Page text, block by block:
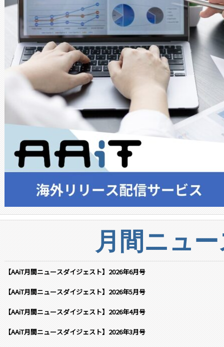
月間ニュ
【AAiT月間ニュースダイジェスト】2026年6月号
【AAiT月間ニュースダイジェスト】2026年5月号
【AAiT月間ニュースダイジェスト】2026年4月号
【AAiT月間ニュースダイジェスト】2026年3月号